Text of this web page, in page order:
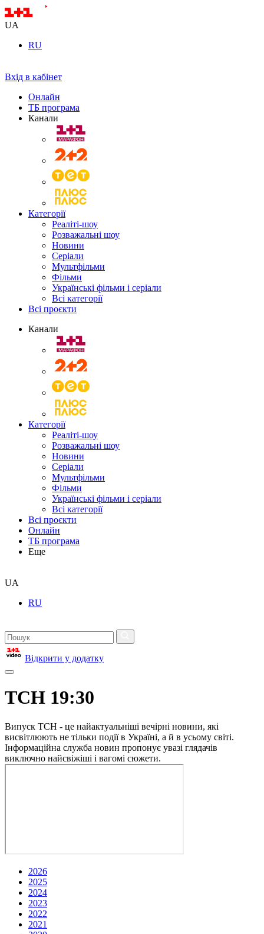
UA
RU
Вхід в кабінет
Онлайн
ТБ програма
Канали
Категорії
Реаліті-шоу
Розважальні шоу
Новини
Серіали
Мультфільми
Фільми
Українські фільми і серіали
Всі категорії
Всі проєкти
Канали
Категорії
Реаліті-шоу
Розважальні шоу
Новини
Серіали
Мультфільми
Фільми
Українські фільми і серіали
Всі категорії
Всі проєкти
Онлайн
ТБ програма
Еще
UA
RU
Відкрити у додатку
ТСН 19:30
Випуск ТСН - це найактуальніші вечірні новини, які
висвітлюють не тільки події в Україні, а й в усьому світі.
Інформаційна служба новин пропонує увазі глядачів
виключно найсвіжіші і вагомі сюжети.
2026
2025
2024
2023
2022
2021